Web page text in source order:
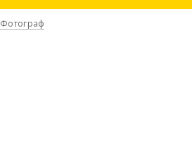
Фотограф